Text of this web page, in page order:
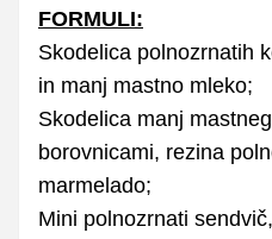
FORMULI:
Skodelica polnozrnatih
in manj mastno mleko;
Skodelica manj
borovnicami, rezina
marmelado;
Mini polnozrnati